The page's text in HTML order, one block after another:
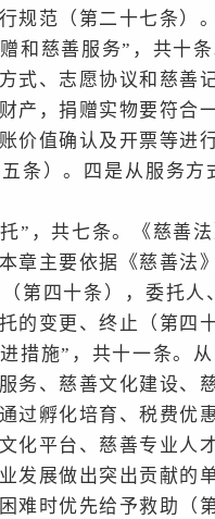
规范（第二十七条）
赠和慈善服务”，共十
式、志愿协议和慈善
产，捐赠实物要符合
价值确认及开票等进
条）。四是从服务
托”，共七条。《慈善
章主要依据《慈善法
第四十条），委托
的变更、终止（第四
进措施”，共十一条。
务、慈善文化建设、
过孵化培育、税费优
化平台、慈善专业人
发展做出突出贡献的
难时优先给予救助（